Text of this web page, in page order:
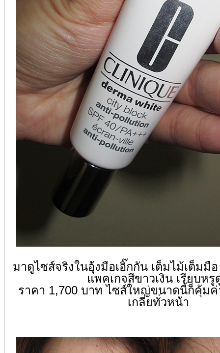
มาดูไซส์จริงในอุ้งมือเอิ๊กกัน เต็มไม้เต็มมื
แพคเกจสีขาวเงิน เรียบหรู
ราคา 1,700 บาท ไซส์ใหญ่ขนาดนี้ก็คุ้มค่
เกลี่ยทั่วหน้า